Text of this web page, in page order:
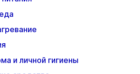
и личной гигиены